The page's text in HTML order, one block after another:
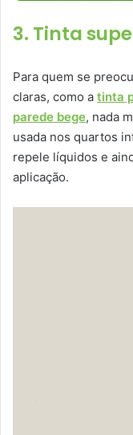
3. Tinta
Para quem se
claras, como a tinta
parede bege, nada
usada nos quartos
repele líquidos e
aplicação.